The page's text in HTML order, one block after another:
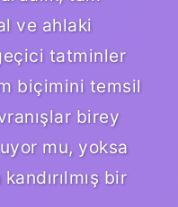
ve ahlaki
tatminler
biçimini temsil
birey
mu, yoksa
bir